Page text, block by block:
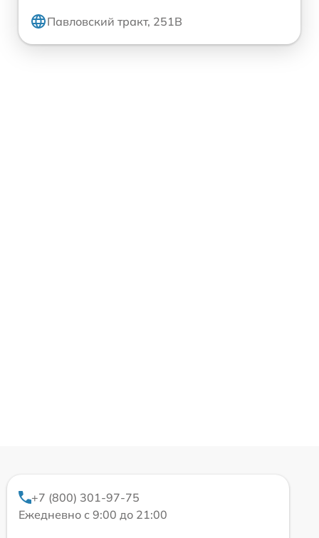
Павловский тракт, 251В
+7 (800) 301-97-75
Ежедневно с 9:00 до 21:00